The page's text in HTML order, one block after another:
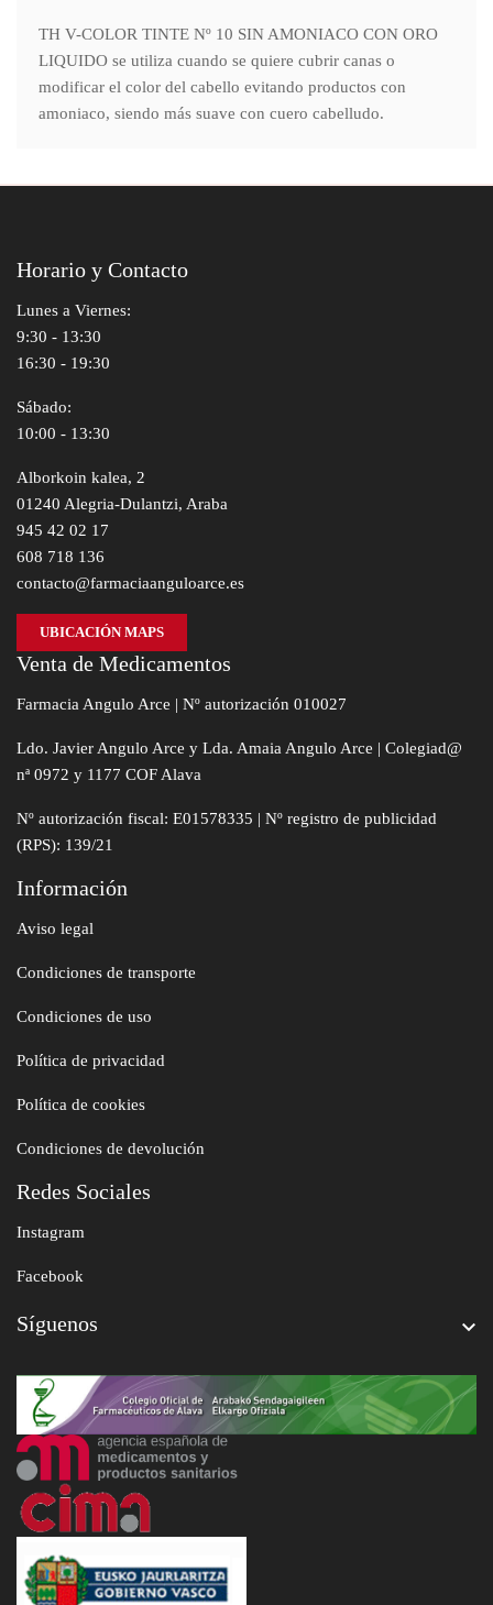
TH V-COLOR TINTE Nº 10 SIN AMONIACO CON ORO
LIQUIDO se utiliza cuando se quiere cubrir canas o
modificar el color del cabello evitando productos con
amoniaco, siendo más suave con cuero cabelludo.
Horario y Contacto
Lunes a Viernes:
9:30 - 13:30
16:30 - 19:30
Sábado:
10:00 - 13:30
Alborkoin kalea, 2
01240 Alegria-Dulantzi, Araba
945 42 02 17
608 718 136
contacto@farmaciaanguloarce.es
UBICACIÓN MAPS
Venta de Medicamentos
Farmacia Angulo Arce | Nº autorización 010027
Ldo. Javier Angulo Arce y Lda. Amaia Angulo Arce | Colegiad@
nª 0972 y 1177 COF Alava
Nº autorización fiscal: E01578335 | Nº registro de publicidad
(RPS): 139/21
Información
Aviso legal
Condiciones de transporte
Condiciones de uso
Política de privacidad
Política de cookies
Condiciones de devolución
Redes Sociales
Instagram
Facebook
Síguenos 